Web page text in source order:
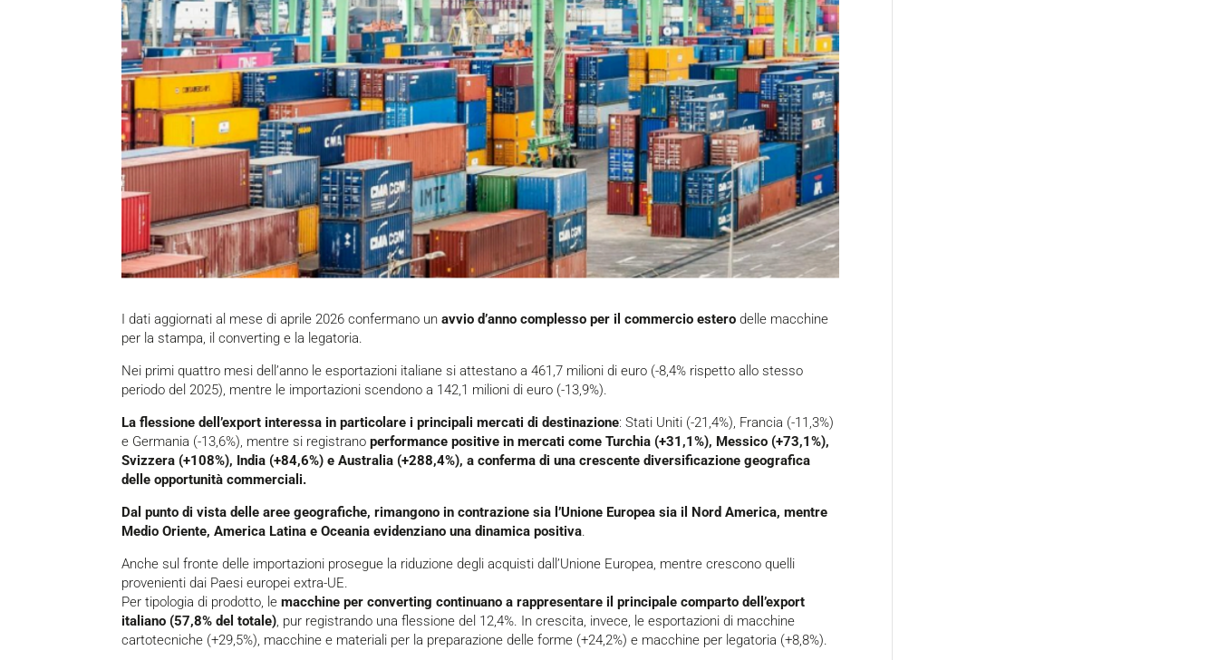
I dati aggiornati al mese di aprile 2026 confermano unavvio d’anno complesso per il commercio estero delle macchine
per la stampa, il converting e la legatoria.
Nei primi quattro mesi dell’anno le esportazioni italiane si attestano a 461,7 milioni di euro (-8,4% rispetto allo stesso
periodo del 2025), mentre le importazioni scendono a 142,1 milioni di euro (-13,9%).
La flessione dell’export interessa in particolare i principali mercati di destinazione: Stati Uniti (-21,4%), Francia (-11,3%)
e Germania (-13,6%), mentre si registranoperformance positive in mercati come Turchia (+31,1%), Messico (+73,1%),
Svizzera (+108%), India (+84,6%) e Australia (+288,4%), a conferma di una crescente diversificazione geografica
delle opportunità commerciali.
Dal punto di vista delle aree geografiche, rimangono in contrazione sia l’Unione Europea sia il Nord America, mentre
Medio Oriente, America Latina e Oceania evidenziano una dinamica positiva.
Anche sul fronte delle importazioni prosegue la riduzione degli acquisti dall’Unione Europea, mentre crescono quelli
provenienti dai Paesi europei extra-UE.
Per tipologia di prodotto, lemacchine per converting continuano a rappresentare il principale comparto dell’export
italiano (57,8% del totale), pur registrando una flessione del 12,4%. In crescita, invece, le esportazioni di macchine
cartotecniche (+29,5%), macchine e materiali per la preparazione delle forme (+24,2%) e macchine per legatoria (+8,8%).